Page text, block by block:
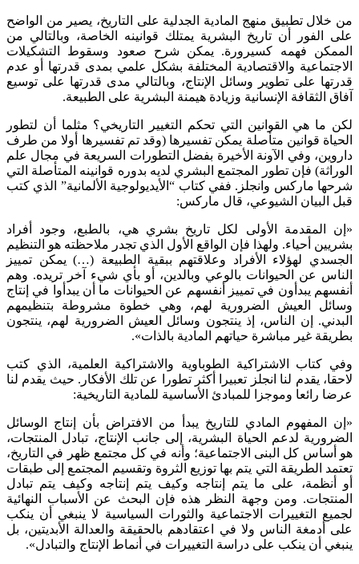
من خلال تطبيق منهج المادية الجدلية على التاريخ، يصير من الواضح
على الفور أن تاريخ البشرية يمتلك قوانينه الخاصة، وبالتالي من
الممكن فهمه كسيرورة. يمكن شرح صعود وسقوط التشكيلات
الاجتماعية والاقتصادية المختلفة بشكل علمي بمدى قدرتها أو عدم
قدرتها على تطوير وسائل الإنتاج، وبالتالي مدى قدرتها على توسيع
آفاق الثقافة الإنسانية وزيادة هيمنة البشرية على الطبيعة.
لكن ما هي القوانين التي تحكم التغيير التاريخي؟ مثلما أن لتطور
الحياة قوانين متأصلة يمكن تفسيرها (وقد تم تفسيرها أولا من طرف
داروين، وفي الآونة الأخيرة بفضل التطورات السريعة في مجال علم
الوراثة) فإن تطور المجتمع البشري لديه بدوره قوانينه المتأصلة التي
شرحها ماركس وانجلز. ففي كتاب “الأيديولوجية الألمانية” الذي كتب
قبل البيان الشيوعي، قال ماركس:
«إن المقدمة الأولى لكل تاريخ بشري هي، بالطبع، وجود أفراد
بشريين أحياء. ولهذا فإن الواقع الأول الذي تجدر ملاحظته هو التنظيم
الجسدي لهؤلاء الأفراد وعلاقتهم ببقية الطبيعة (…) يمكن تمييز
الناس عن الحيوانات بالوعي وبالدين، أو بأي شيء آخر تريده. وهم
أنفسهم يبدأون في تمييز أنفسهم عن الحيوانات ما أن يبدأوا في إنتاج
وسائل العيش الضرورية لهم، وهي خطوة مشروطة بتنظيمهم
البدني. إن الناس، إذ ينتجون وسائل العيش الضرورية لهم، ينتجون
بطريقة غير مباشرة حياتهم المادية بالذات».
وفي كتاب الاشتراكية الطوباوية والاشتراكية العلمية، الذي كتب
لاحقا، يقدم لنا انجلز تعبيرا أكثر تطورا عن تلك الأفكار. حيث يقدم لنا
عرضا رائعا وموجزا للمبادئ الأساسية للمادية التاريخية:
«إن المفهوم المادي للتاريخ يبدأ من الافتراض بأن إنتاج الوسائل
الضرورية لدعم الحياة البشرية، إلى جانب الإنتاج، تبادل المنتجات،
هو أساس كل البنى الاجتماعية؛ وأنه في كل مجتمع ظهر في التاريخ،
تعتمد الطريقة التي يتم بها توزيع الثروة وتقسيم المجتمع إلى طبقات
أو أنظمة، على ما يتم إنتاجه وكيف يتم إنتاجه وكيف يتم تبادل
المنتجات. ومن وجهة النظر هذه فإن البحث عن الأسباب النهائية
لجميع التغييرات الاجتماعية والثورات السياسية لا ينبغي أن ينكب
على أدمغة الناس ولا في اعتقادهم بالحقيقة والعدالة الأبديتين، بل
ينبغي أن ينكب على دراسة التغييرات في أنماط الإنتاج والتبادل».